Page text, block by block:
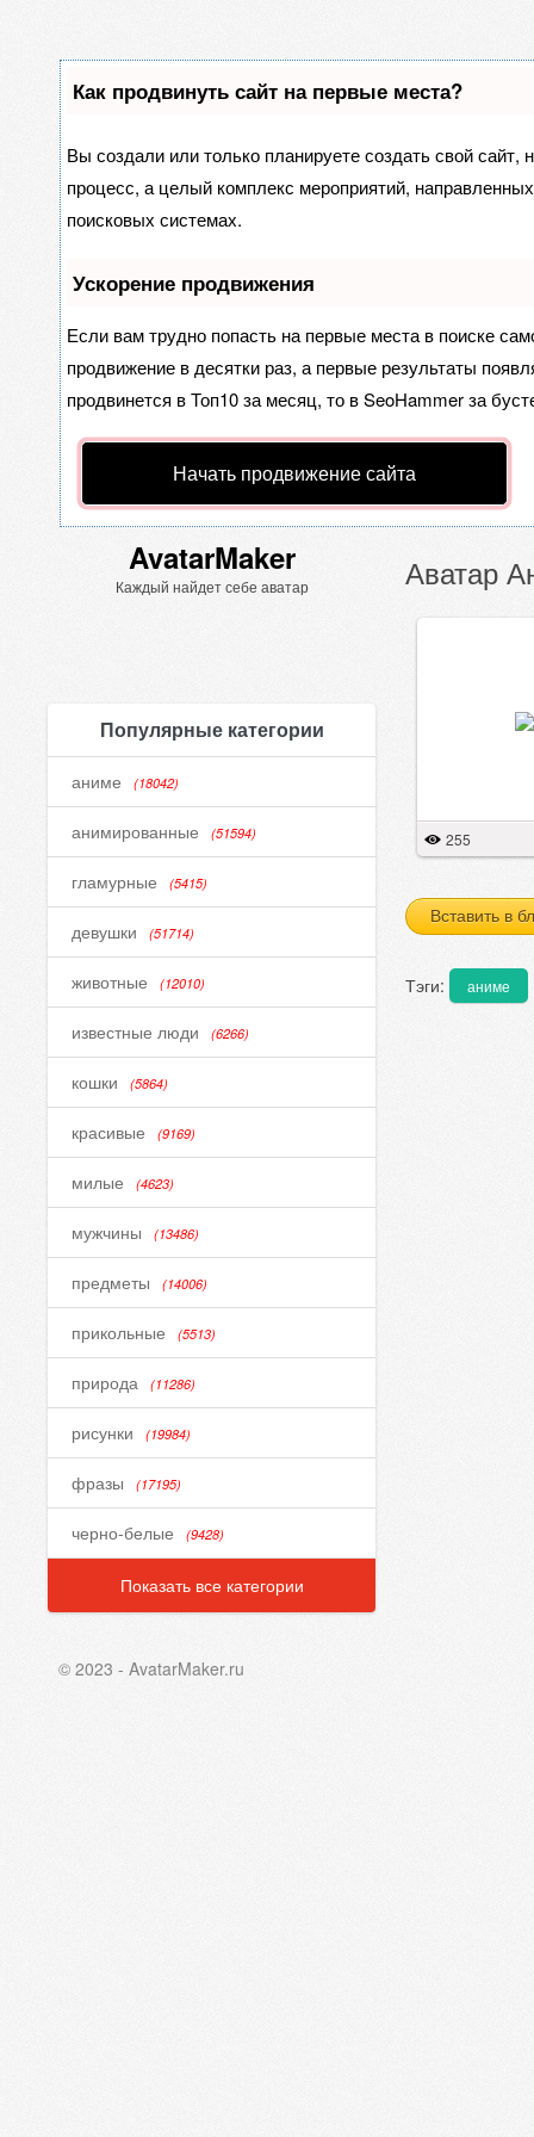
Как продвинуть сайт на первые места?
Вы создали или только планируете создать свой сайт,
процесс, а целый комплекс мероприятий,
поисковых системах.
Ускорение продвижения
Если вам трудно попасть на первые места в поиске
продвижение в десятки раз, а первые результаты
продвинется в Топ10 за месяц, то вSeoHammerза
Начать продвижение сайта
AvatarMaker
Каждый найдет себе аватар
Популярные категории
аниме (18042)
анимированные (51594)
гламурные (5415)
девушки (51714)
животные (12010)
известные люди (6266)
кошки (5864)
красивые (9169)
милые (4623)
мужчины (13486)
предметы (14006)
прикольные (5513)
природа (11286)
рисунки (19984)
фразы (17195)
черно-белые (9428)
Показать все категории
Аватар
255
Вставить в
Тэги: аниме
© 2023 - AvatarMaker.ru